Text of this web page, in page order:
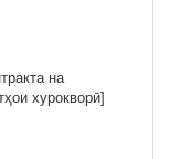
на
хурокворӣ]